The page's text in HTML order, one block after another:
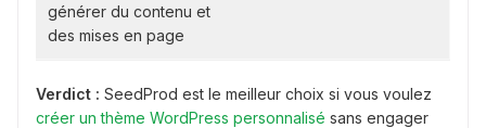
générer du contenu et
des mises en page
Verdict : SeedProd est le meilleur choix si vous voulez
créer un thème WordPress personnalisé sans engager